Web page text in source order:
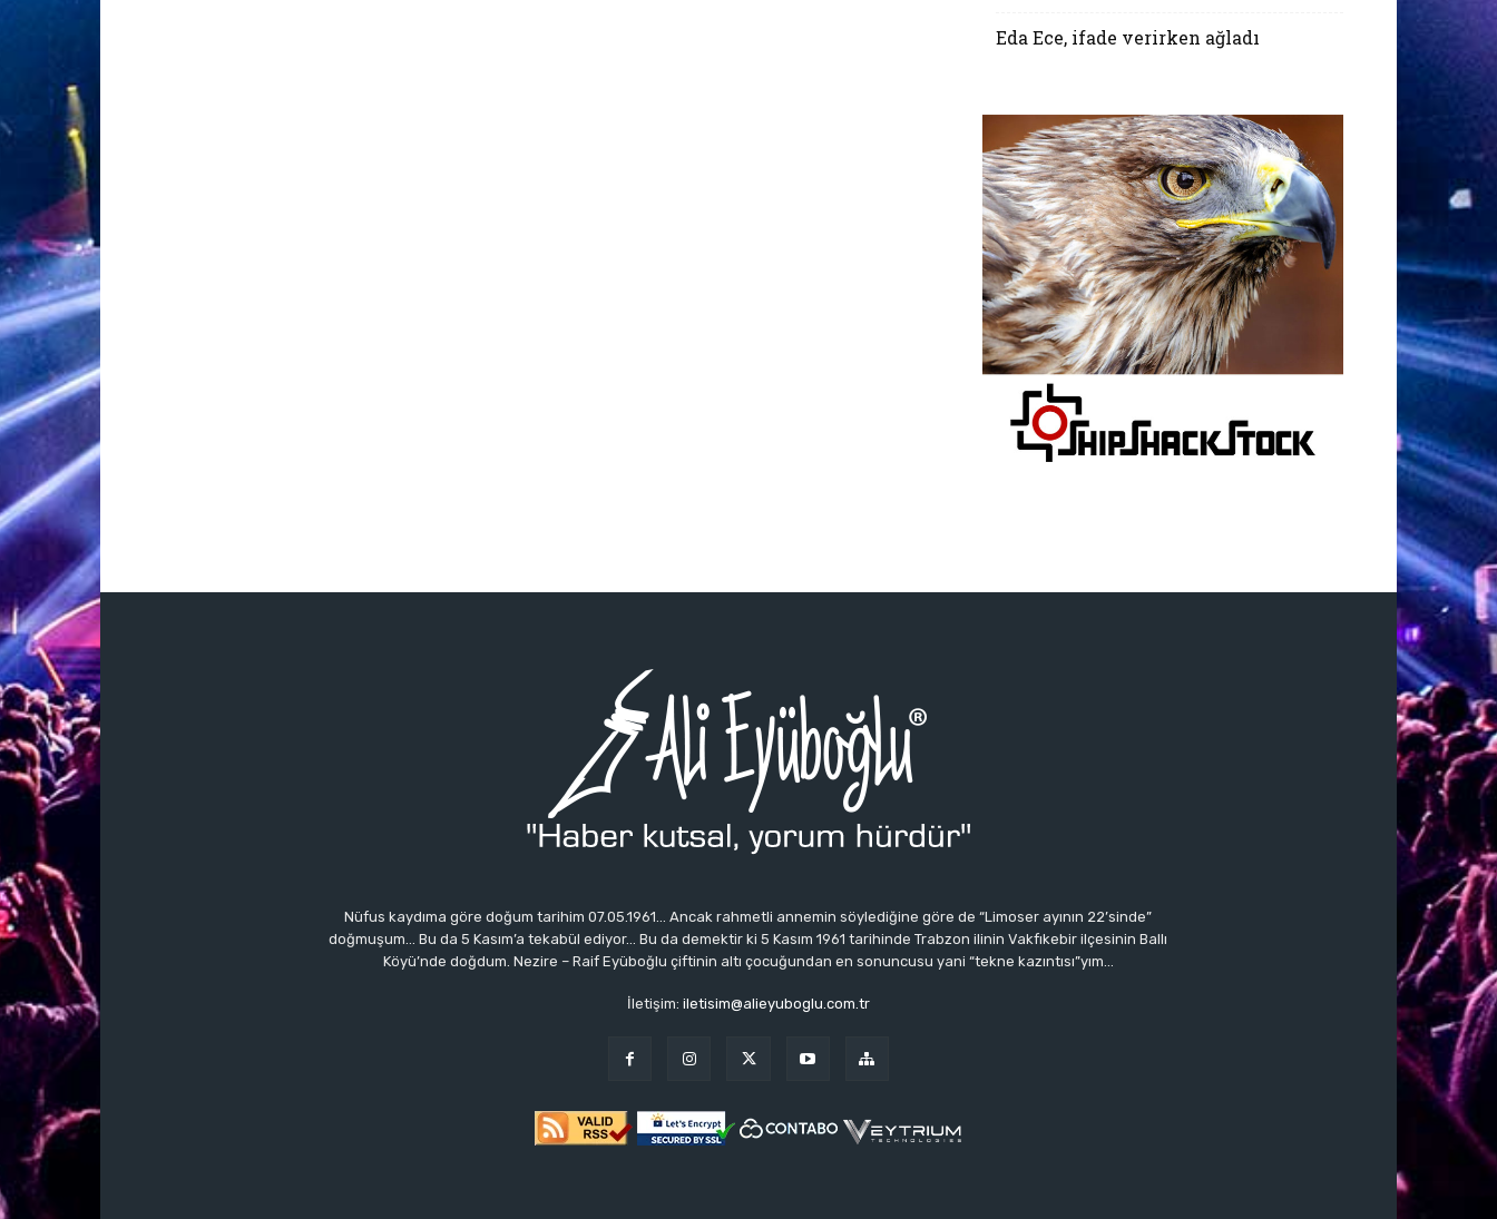
Eda Ece, ifade verirken ağladı
Nüfus kaydıma göre doğum tarihim 07.05.1961… Ancak rahmetli annemin söylediğine göre de “Limoser ayının 22’sinde”
doğmuşum… Bu da 5 Kasım’a tekabül ediyor… Bu da demektir ki 5 Kasım 1961 tarihinde Trabzon ilinin Vakfıkebir ilçesinin Ballı
Köyü’nde doğdum. Nezire – Raif Eyüboğlu çiftinin altı çocuğundan en sonuncusu yani “tekne kazıntısı”yım…
İletişim: iletisim@alieyuboglu.com.tr